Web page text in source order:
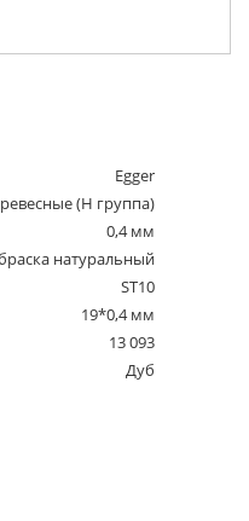
Egger
(Н группа)
0,4 мм
натуральный
ST10
19*0,4 мм
13 093
Дуб